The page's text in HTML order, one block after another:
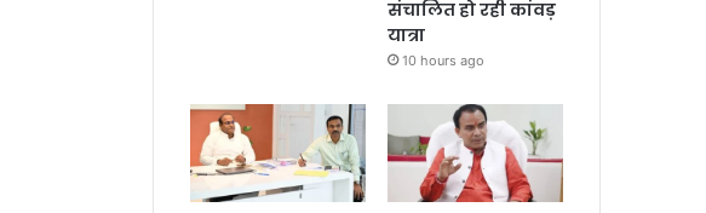
संचालित हो रही कांवड़
यात्रा
10 hours ago